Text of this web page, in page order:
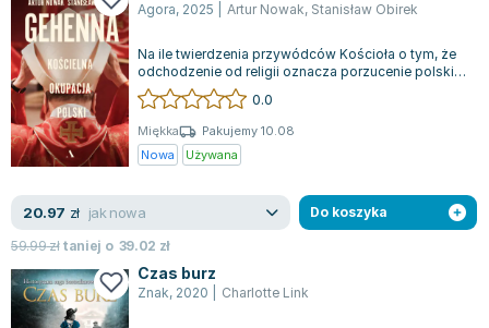
Agora, 2025 Artur Nowak, Stanisław Obirek
Na ile twierdzenia przywódców Kościoła o tym, że
odchodzenie od religii oznacza porzucenie polskiej
tradycji i tożsamości oraz ule...
0.0
Miękka
Pakujemy 10.08
Nowa
Używana
20.97 zł jak nowa
59.99złtaniej o 39.02 zł
Do koszyka
Czas burz
Znak, 2020 Charlotte Link